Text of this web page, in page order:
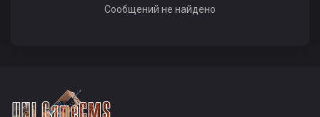
Сообщений не найдено